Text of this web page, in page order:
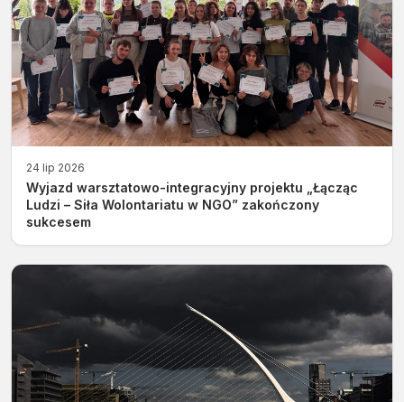
24 lip 2026
Wyjazd warsztatowo-integracyjny projektu „Łącząc
Ludzi – Siła Wolontariatu w NGO” zakończony
sukcesem